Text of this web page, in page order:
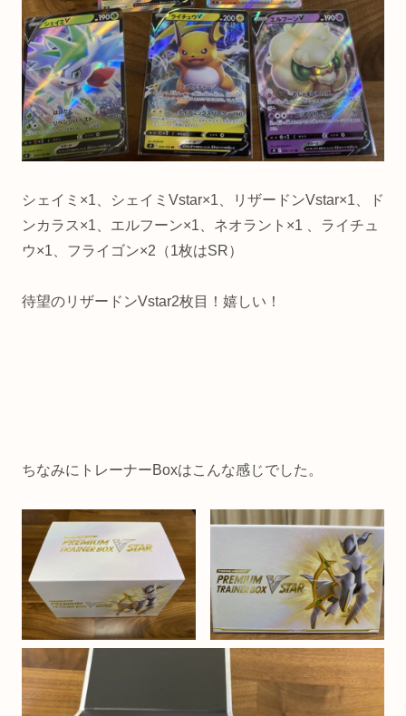
シェイミ×1、シェイミVstar×1、リザードンVstar×1、ド
ンカラス×1、エルフーン×1、ネオラント×1 、ライチュ
ウ×1、フライゴン×2（1枚はSR）
待望のリザードンVstar2枚目！嬉しい！
ちなみにトレーナーBoxはこんな感じでした。